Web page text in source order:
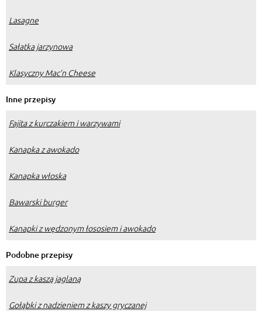
Lasagne
Sałatka jarzynowa
Klasyczny Mac’n Cheese
Inne przepisy
Fajita z kurczakiem i warzywami
Kanapka z awokado
Kanapka włoska
Bawarski burger
Kanapki z wędzonym łososiem i awokado
Podobne przepisy
Zupa z kaszą jaglaną
Gołąbki z nadzieniem z kaszy gryczanej